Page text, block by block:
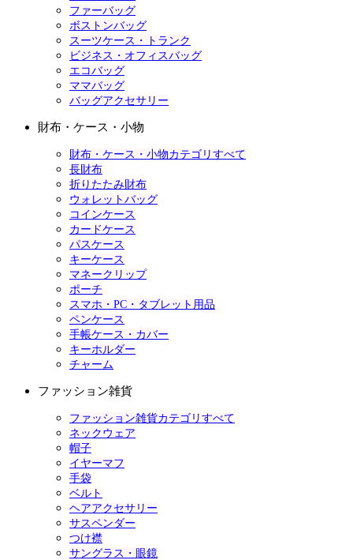
ファーバッグ
ボストンバッグ
スーツケース・トランク
ビジネス・オフィスバッグ
エコバッグ
ママバッグ
バッグアクセサリー
財布・ケース・小物
財布・ケース・小物カテゴリすべて
長財布
折りたたみ財布
ウォレットバッグ
コインケース
カードケース
パスケース
キーケース
マネークリップ
ポーチ
スマホ・PC・タブレット用品
ペンケース
手帳ケース・カバー
キーホルダー
チャーム
ファッション雑貨
ファッション雑貨カテゴリすべて
ネックウェア
帽子
イヤーマフ
手袋
ベルト
ヘアアクセサリー
サスペンダー
つけ襟
サングラス・眼鏡